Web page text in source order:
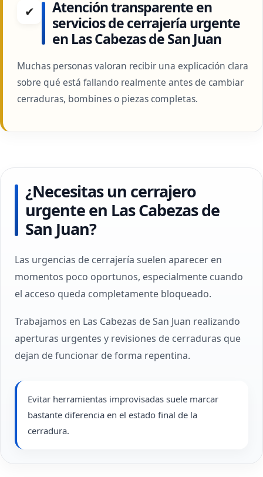
✔
Atención transparente en
servicios de cerrajería urgente
en Las Cabezas de San Juan
Muchas personas valoran recibir una explicación clara
sobre qué está fallando realmente antes de cambiar
cerraduras, bombines o piezas completas.
¿Necesitas un cerrajero
urgente en Las Cabezas de
San Juan?
Las urgencias de cerrajería suelen aparecer en
momentos poco oportunos, especialmente cuando
el acceso queda completamente bloqueado.
Trabajamos en Las Cabezas de San Juan realizando
aperturas urgentes y revisiones de cerraduras que
dejan de funcionar de forma repentina.
Evitar herramientas improvisadas suele marcar
bastante diferencia en el estado final de la
cerradura.